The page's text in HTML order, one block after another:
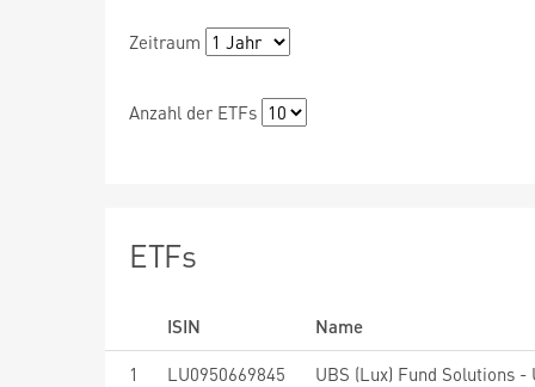
Zeitraum
Anzahl der ETFs
ETFs
ISIN
Name
1
LU0950669845